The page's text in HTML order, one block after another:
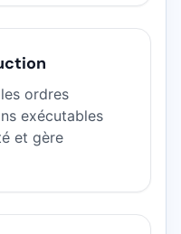
ordres
exécutables
et gère